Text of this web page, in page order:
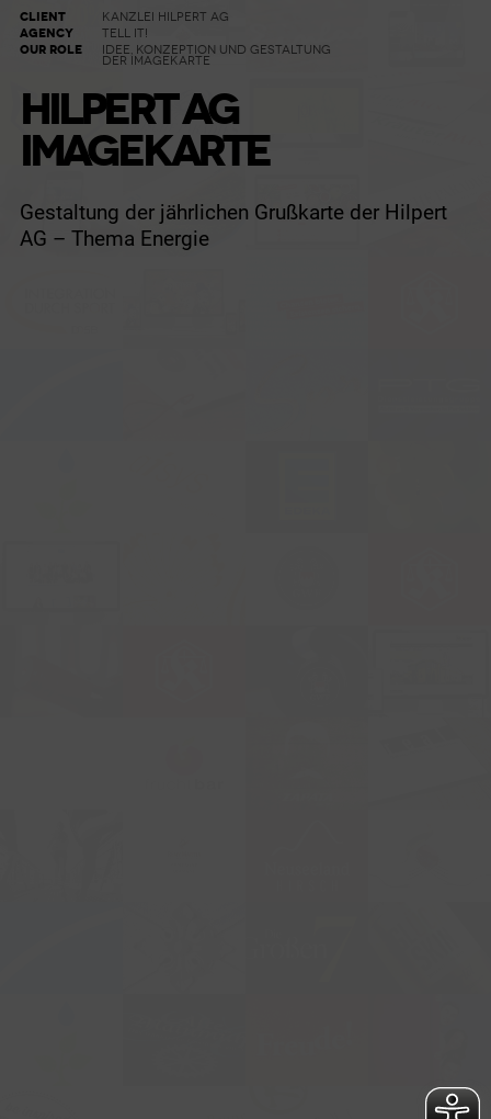
CLIENT
KANZLEI HILPERT AG
AGENCY
TELL IT!
OUR ROLE
IDEE, KONZEPTION UND GESTALTUNG
DER IMAGEKARTE
HILPERT AG
IMAGEKARTE
Gestaltung der jährlichen Grußkarte der Hilpert
AG – Thema Energie